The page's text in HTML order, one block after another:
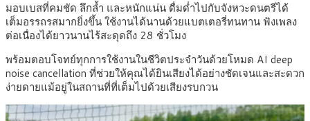
มอบเบสที่คมชัด ลึกล้ำ และหนักแน่น ดื่มด่ำไปกับจังหวะดนตรีได้
เต็มอรรถรสมากยิ่งขึ้น ใช้งานได้นานด้วยแบตเตอรี่ทนทาน ฟังเพลง
ต่อเนื่องได้ยาวนานไร้สะดุดถึง 28 ชั่วโมง
พร้อมตอบโจทย์ทุกการใช้งานในชีวิตประจำวันด้วยโหมด AI deep
noise cancellation ที่ช่วยให้คุณได้ยินเสียงได้อย่างชัดเจนและสะดวก
ง่ายดายแม้อยู่ในสถานที่ที่เต็มไปด้วยเสียงรบกวน